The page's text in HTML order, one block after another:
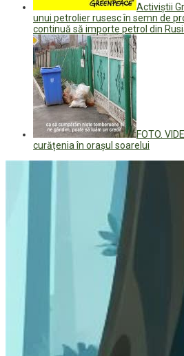
Activiştii
unui petrolier rusesc în semn de
continuă să importe petrol din
FOTO.
curățenia în orașul soarelui